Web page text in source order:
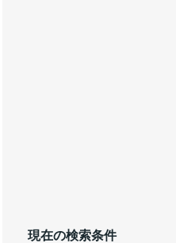
現在の検索条件